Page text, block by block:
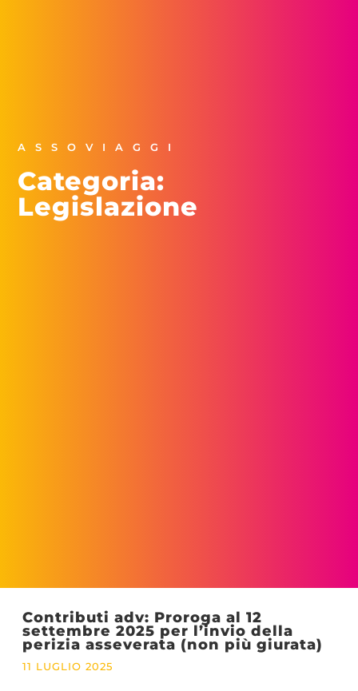
ASSOVIAGGI
Categoria:
Legislazione
Contributi adv: Proroga al 12
settembre 2025 per l’invio della
perizia asseverata (non più giurata)
11 LUGLIO 2025